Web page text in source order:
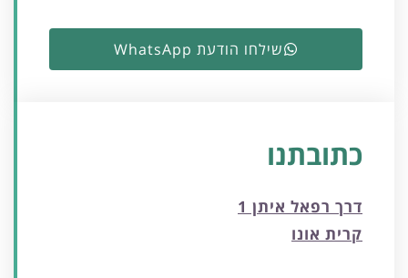
שילחו הודעת WhatsApp
כתובתנו
דרך רפאל איתן 1
קרית אונו